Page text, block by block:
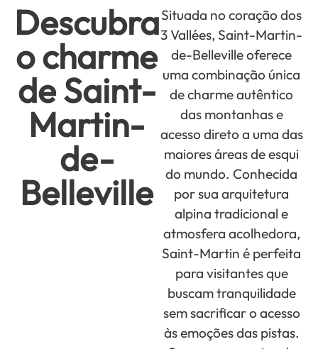
Descubra
o charme
de Saint-
Martin-
de-
Belleville
Situada no coração dos
3 Vallées, Saint-Martin-
de-Belleville oferece
uma combinação única
de charme autêntico
das montanhas e
acesso direto a uma das
maiores áreas de esqui
do mundo. Conhecida
por sua arquitetura
alpina tradicional e
atmosfera acolhedora,
Saint-Martin é perfeita
para visitantes que
buscam tranquilidade
sem sacrificar o acesso
às emoções das pistas.